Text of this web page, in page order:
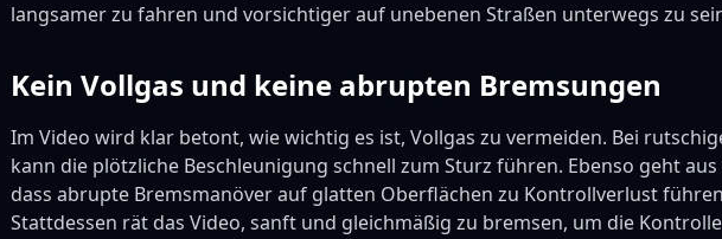
langsamer zu fahren und vorsichtiger auf unebenen Straßen unterwegs zu
Kein Vollgas und keine abrupten Bremsungen
Im Video wird klar betont, wie wichtig es ist, Vollgas zu vermeiden. Bei
kann die plötzliche Beschleunigung schnell zum Sturz führen. Ebenso geht aus
dass abrupte Bremsmanöver auf glatten Oberflächen zu Kontrollverlust
Stattdessen rät das Video, sanft und gleichmäßig zu bremsen, um die